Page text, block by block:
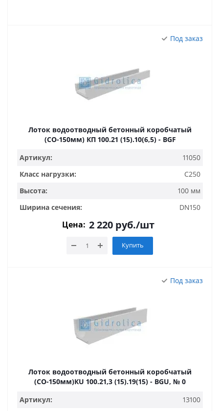
Под заказ
Лоток водоотводный бетонный коробчатый
(СО-150мм) КП 100.21 (15).10(6,5) - BGF
Артикул:
11050
Класс нагрузки:
C250
Высота:
100 мм
Ширина сечения:
DN150
Цена: 2 220 руб./шт
Купить
Под заказ
Лоток водоотводный бетонный коробчатый
(СО-150мм)КU 100.21,3 (15).19(15) - BGU, № 0
Артикул:
13100